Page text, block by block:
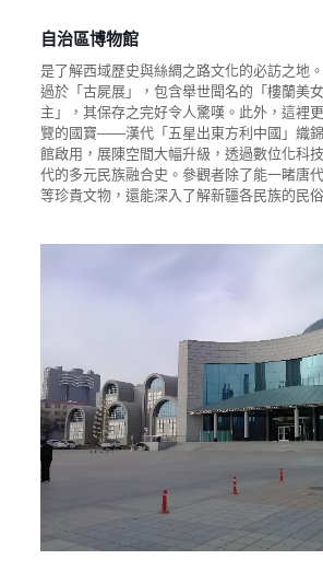
自治區博物館
是了解西域歷史與絲綢之路文化的必訪之地
過於「古屍展」，包含舉世聞名的「樓蘭美
主」，其保存之完好令人驚嘆。此外，這裡
覽的國寶——漢代「五星出東方利中國」織
館啟用，展陳空間大幅升級，透過數位化科
代的多元民族融合史。參觀者除了能一睹唐
等珍貴文物，還能深入了解新疆各民族的民